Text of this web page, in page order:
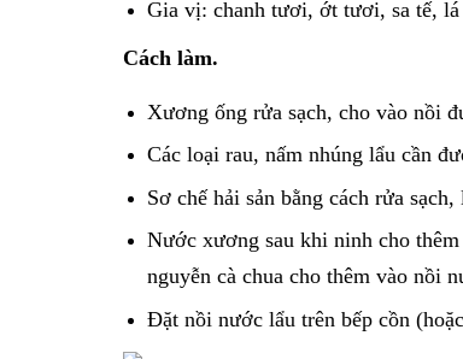
Gia vị: chanh tươi, ớt tươi, sa tế,
Cách làm.
Xương ống rửa sạch, cho vào nồi
Các loại rau, nấm nhúng lẩu cần
Sơ chế hải sản bằng cách rửa
Nước xương sau khi ninh cho
nguyễn cà chua cho thêm vào nồi
Đặt nồi nước lẩu trên bếp cồn